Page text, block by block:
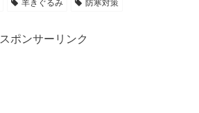
羊きぐるみ 防寒対策
スポンサーリンク